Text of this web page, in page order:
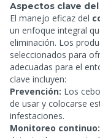
Aspectos clave
El manejo eficaz del
un enfoque integral
eliminación. Los
seleccionados para
adecuadas para el
clave incluyen:
Prevención: Los
de usar y colocarse
infestaciones.
Monitoreo continuo: